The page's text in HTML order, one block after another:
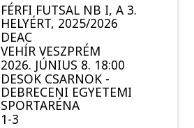
FÉRFI FUTSAL NB I, A 3.
HELYÉRT, 2025/2026
DEAC
VEHÍR VESZPRÉM
2026. JÚNIUS 8. 18:00
DESOK CSARNOK -
DEBRECENI EGYETEMI
SPORTARÉNA
1-3